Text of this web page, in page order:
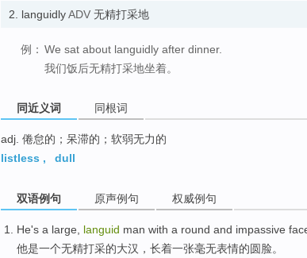
2. languidlyADV 无精打采地
例： We sat about languidly after dinner.
我们饭后无精打采地坐着。
同近义词 同根词
adj. 倦怠的；呆滞的；软弱无力的
listless , dull
双语例句 原声例句 权威例句
He's a large, languid man with a round and impassive
他是一个无精打采的大汉，长着一张毫无表情的圆脸。